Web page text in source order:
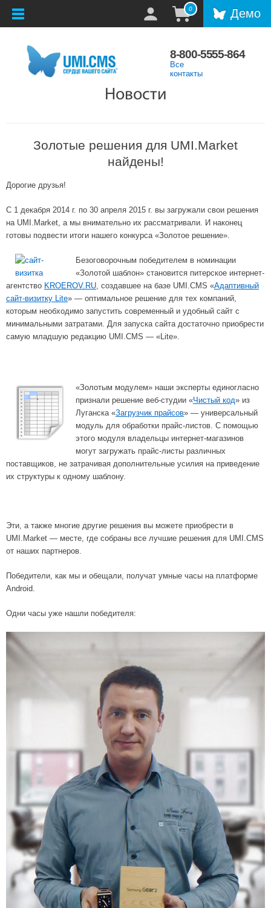
0 Демо
8-800-5555-864
Все
контакты
Новости
Золотые решения для UMI.Market
найдены!
Дорогие друзья!
С 1 декабря 2014 г. по 30 апреля 2015 г. вы загружали свои решения
на UMI.Market, а мы внимательно их рассматривали. И наконец
готовы подвести итоги нашего конкурса «Золотое решение».
Безоговорочным победителем в номинации
«Золотой шаблон» становится питерское интернет-
агентство KROEROV.RU, создавшее на базе UMI.CMS «Адаптивный
сайт-визитку Lite» — оптимальное решение для тех компаний,
которым необходимо запустить современный и удобный сайт с
минимальными затратами. Для запуска сайта достаточно приобрести
самую младшую редакцию UMI.CMS — «Lite».
«Золотым модулем» наши эксперты единогласно
признали решение веб-студии «Чистый код» из
Луганска «Загрузчик прайсов» — универсальный
модуль для обработки прайс-листов. С помощью
этого модуля владельцы интернет-магазинов
могут загружать прайс-листы различных
поставщиков, не затрачивая дополнительные усилия на приведение
их структуры к одному шаблону.
Эти, а также многие другие решения вы можете приобрести в
UMI.Market — месте, где собраны все лучшие решения для UMI.CMS
от наших партнеров.
Победители, как мы и обещали, получат умные часы на платформе
Android.
Одни часы уже нашли победителя: